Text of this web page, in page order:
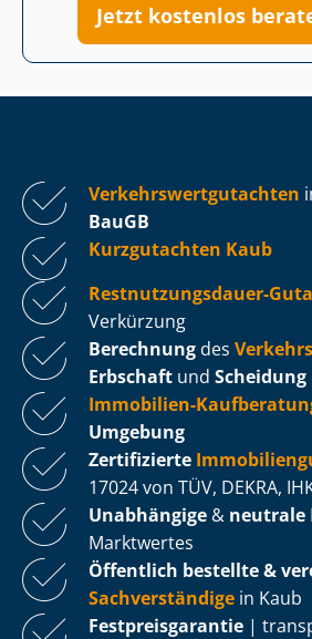
Jetzt kostenlos
Ver­kehrs­wert­gut­ach­ten
BauGB
Kurzgutachten Kaub
Rest­nut­zungs­dau­er-
Verkürzung
Berechnung des
Erbschaft und Scheidung
Immobilien-
Umgebung
Zertifizierte
17024 von TÜV, DEKRA,
Unabhängige & neutrale
Marktwertes
Öffentlich bestellte &
Sachverständige in Kaub
Fest­preis­ga­ran­tie |